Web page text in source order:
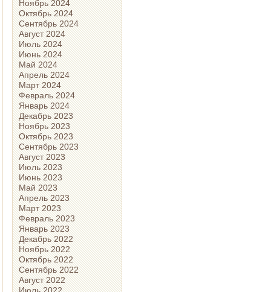
Ноябрь 2024
Октябрь 2024
Сентябрь 2024
Август 2024
Июль 2024
Июнь 2024
Май 2024
Апрель 2024
Март 2024
Февраль 2024
Январь 2024
Декабрь 2023
Ноябрь 2023
Октябрь 2023
Сентябрь 2023
Август 2023
Июль 2023
Июнь 2023
Май 2023
Апрель 2023
Март 2023
Февраль 2023
Январь 2023
Декабрь 2022
Ноябрь 2022
Октябрь 2022
Сентябрь 2022
Август 2022